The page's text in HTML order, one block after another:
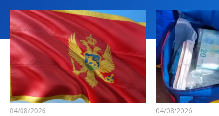
04/08/2026 04/08/2026